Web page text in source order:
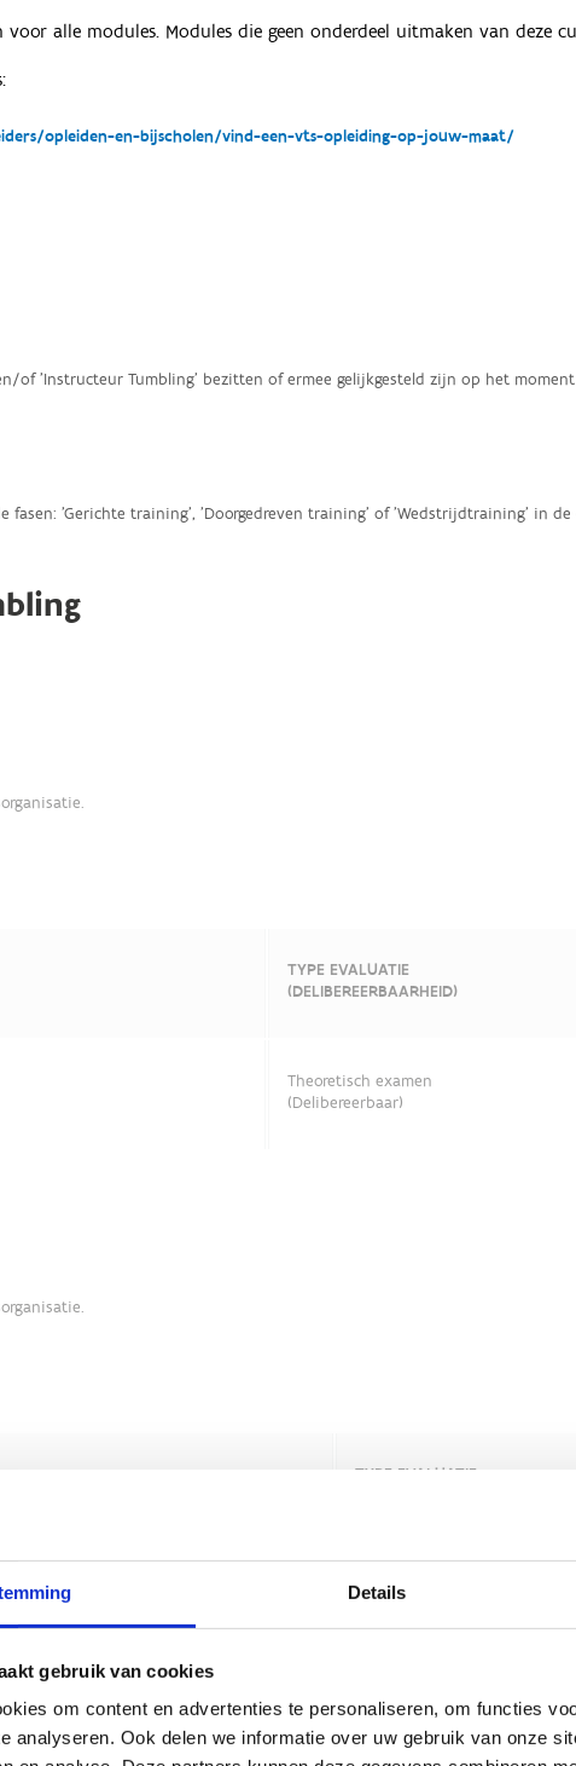
Details
gebruik van cookies
om content en advertenties te personaliseren, om functies
analyseren. Ook delen we informatie over uw gebruik van onze